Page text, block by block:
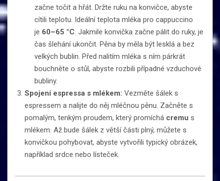
začne točit a hřát. Držte ruku na konvičce, abyste
cítili teplotu. Ideální teplota mléka pro cappuccino
je 60–65 °C. Jakmile konvička začne pálit do ruky, je
čas šlehání ukončit. Pěna by měla být lesklá a bez
velkých bublin. Před nalitím mléka s ním párkrát
bouchněte o stůl, abyste rozbili případné vzduchové
bubliny.
Spojení espressa s mlékem: Vezměte šálek s
espressem a nalijte do něj mléčnou pěnu. Začněte s
pomalým, tenkým proudem, který promíchá cremu s
mlékem. Až bude šálek z větší části plný, můžete s
konvičkou pohybovat, abyste vytvořili typický obrázek,
například srdce nebo lísteček.